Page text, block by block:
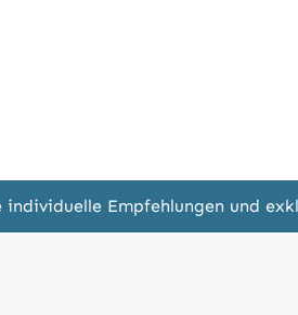
Empfehlungen und